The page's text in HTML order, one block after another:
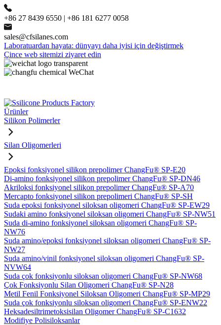
+86 27 8439 6550 | +86 181 6277 0058
sales@cfsilanes.com
Laboratuardan hayata: dünyayı daha iyisi için değiştirmek
Çince web sitemizi ziyaret edin
Ürünler
Silikon Polimerler
Silan Oligomerleri
Epoksi fonksiyonel silikon prepolimer ChangFu® SP-E20
Di-amino fonksiyonel silikon prepolimer ChangFu® SP-DN46
Akriloksi fonksiyonel silikon prepolimer ChangFu® SP-A70
Mercapto fonksiyonel silikon prepolimeri ChangFu® SP-SH
Suda epoksi fonksiyonel siloksan oligomeri ChangFu® SP-EW29
Sudaki amino fonksiyonel siloksan oligomeri ChangFu® SP-NW51
Suda di-amino fonksiyonel siloksan oligomeri ChangFu® SP-
NW76
Suda amino/epoksi fonksiyonel siloksan oligomeri ChangFu® SP-
NW27
Suda amino/vinil fonksiyonel siloksan oligomeri ChangFu® SP-
NVW64
Suda çok fonksiyonlu siloksan oligomeri ChangFu® SP-NW68
Çok Fonksiyonlu Silan Oligomeri ChangFu® SP-N28
Metil Fenil Fonksiyonel Siloksan Oligomeri ChangFu® SP-MP29
Suda çok fonksiyonlu siloksan oligomeri ChangFu® SP-ENW22
Heksadesiltrimetoksisilan Oligomer ChangFu® SP-C1632
Modifiye Polisiloksanlar